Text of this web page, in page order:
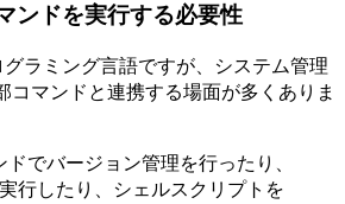
ンドを実行する必要性
ラミング言語ですが、システム管理
コマンドと連携する場面が多くありま
ドでバージョン管理を行ったり、
行したり、シェルスクリプトを